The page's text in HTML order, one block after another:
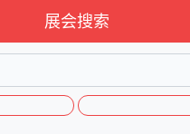
展会搜索